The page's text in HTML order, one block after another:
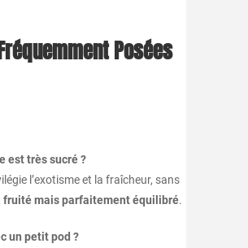
Posées
est très sucré ?
l’exotisme et la fraîcheur, sans
fruité mais parfaitement équilibré.
un petit pod ?